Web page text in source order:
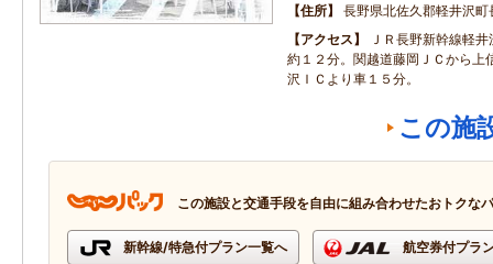
住所
長野県北佐久郡軽井沢
アクセス
ＪＲ長野新幹線軽
約１２分。関越道藤岡ＪＣから上
沢ＩＣより車１５分。
この施
この施設と交通手段を自由に組み合わせたおトクな
新幹線/特急付プラン一覧へ 航空券付プラ